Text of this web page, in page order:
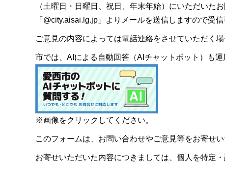
（土曜日・日曜日、祝日、年末年始）にいただいた
「@city.aisai.lg.jp」よりメールを送信しますので受
ご意見の内容によっては電話連絡をさせていただく
市では、AIによる自動回答（AIチャットボット）も
※画像をクリックしてください。
このフォームは、お問い合わせやご意見等をお寄せ
お寄せいただいた内容につきましては、個人を特定